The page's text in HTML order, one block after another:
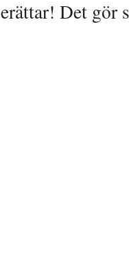
Det gör